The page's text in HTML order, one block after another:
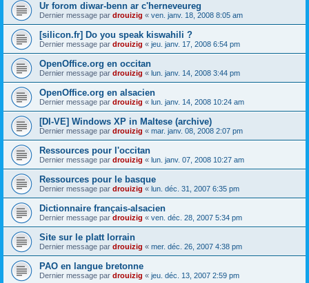
Ur forom diwar-benn ar c'herneveureg
Dernier message par drouizig « ven. janv. 18, 2008 8:05 am
[silicon.fr] Do you speak kiswahili ?
Dernier message par drouizig « jeu. janv. 17, 2008 6:54 pm
OpenOffice.org en occitan
Dernier message par drouizig « lun. janv. 14, 2008 3:44 pm
OpenOffice.org en alsacien
Dernier message par drouizig « lun. janv. 14, 2008 10:24 am
[DI-VE] Windows XP in Maltese (archive)
Dernier message par drouizig « mar. janv. 08, 2008 2:07 pm
Ressources pour l'occitan
Dernier message par drouizig « lun. janv. 07, 2008 10:27 am
Ressources pour le basque
Dernier message par drouizig « lun. déc. 31, 2007 6:35 pm
Dictionnaire français-alsacien
Dernier message par drouizig « ven. déc. 28, 2007 5:34 pm
Site sur le platt lorrain
Dernier message par drouizig « mer. déc. 26, 2007 4:38 pm
PAO en langue bretonne
Dernier message par drouizig « jeu. déc. 13, 2007 2:59 pm